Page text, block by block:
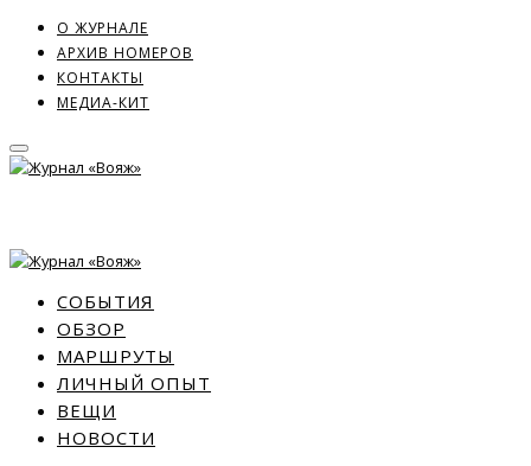
О ЖУРНАЛЕ
АРХИВ НОМЕРОВ
КОНТАКТЫ
МЕДИА-КИТ
СОБЫТИЯ
ОБЗОР
МАРШРУТЫ
ЛИЧНЫЙ ОПЫТ
ВЕЩИ
НОВОСТИ